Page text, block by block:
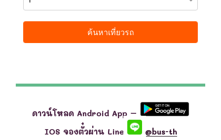
ดาวน์โหลด Android App –
IOS จองตั๋วผ่าน Line
@bus-th